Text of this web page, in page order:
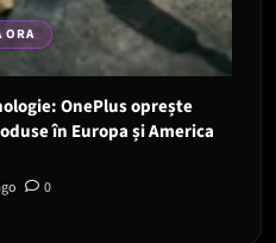
ORA
OnePlus oprește
în Europa și America
0